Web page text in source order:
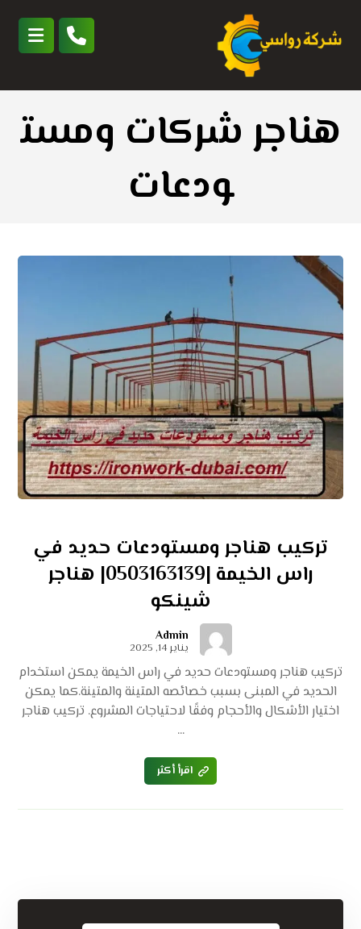
هناجر شركات ومست
ودعات
تركيب هناجر ومستودعات حديد في
راس الخيمة |0503163139| هناجر
شينكو
Admin
يناير 14, 2025
تركيب هناجر ومستودعات حديد في راس الخيمة يمكن استخدام
الحديد في المبنى بسبب خصائصه المتينة والمتينة.كما يمكن
اختيار الأشكال والأحجام وفقًا لاحتياجات المشروع. تركيب هناجر
...
اقرأ أكثر